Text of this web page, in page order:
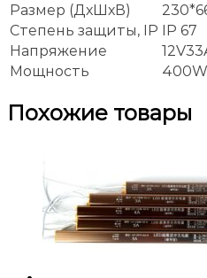
Размер (ДхШхВ)
Степень защиты, IP IP 67
Напряжение
Мощность
400W
Похожие товары